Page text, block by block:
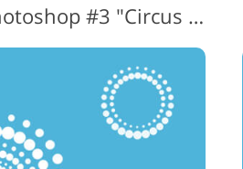
Pensule pentru cerc Photoshop #3 "Circus Lights"